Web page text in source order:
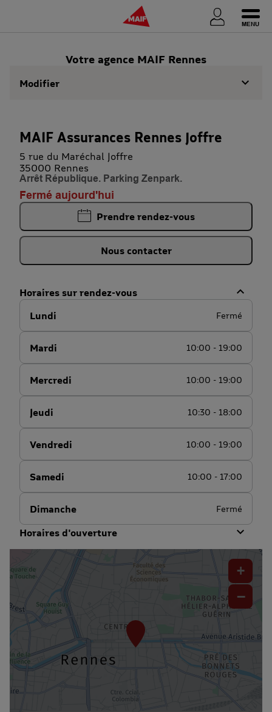
Votre agence MAIF Rennes
Modifier
MAIF Assurances Rennes Joffre
5 rue du Maréchal Joffre
35000 Rennes
Arrêt République. Parking Zenpark.
Fermé aujourd'hui
Prendre rendez-vous
Nous contacter
Horaires sur rendez-vous
Lundi Fermé
Mardi 10:00 - 19:00
Mercredi 10:00 - 19:00
Jeudi 10:30 - 18:00
Vendredi 10:00 - 19:00
Samedi 10:00 - 17:00
Dimanche Fermé
Horaires d'ouverture
+
−